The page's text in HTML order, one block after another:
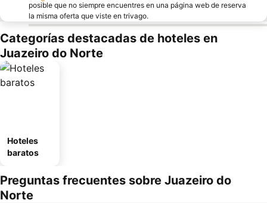
posible que no siempre encuentres en una página web de reserva
la misma oferta que viste en trivago.
Categorías destacadas de hoteles en
Juazeiro do Norte
Hoteles
baratos
Preguntas frecuentes sobre Juazeiro do
Norte